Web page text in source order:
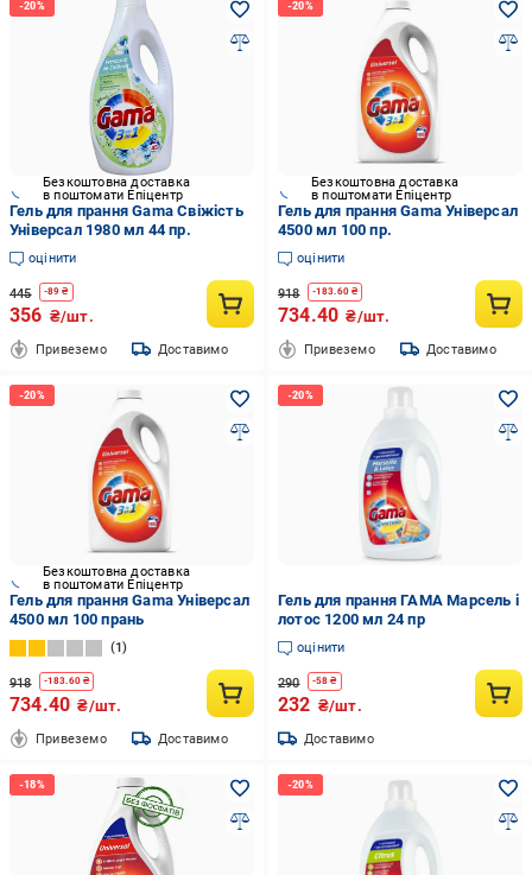
Безкоштовна доставка
в поштомати Епіцентр
Гель для прання Gama Свіжість
Універсал 1980 мл 44 пр.
оцінити
445 -89 ₴
356 ₴/шт.
Привеземо Доставимо
Безкоштовна доставка
в поштомати Епіцентр
Гель для прання Gama Універсал
4500 мл 100 пр.
оцінити
918 -183.60₴
734.40 ₴/шт.
Привеземо Доставимо
Безкоштовна доставка
в поштомати Епіцентр
Гель для прання Gama Універсал
4500 мл 100 прань
1
918 -183.60 ₴
734.40 ₴/шт.
Привеземо Доставимо
Гель для прання ГАМА Марсель і
лотос 1200 мл 24 пр
оцінити
290 -58 ₴
232 ₴/шт.
Доставимо